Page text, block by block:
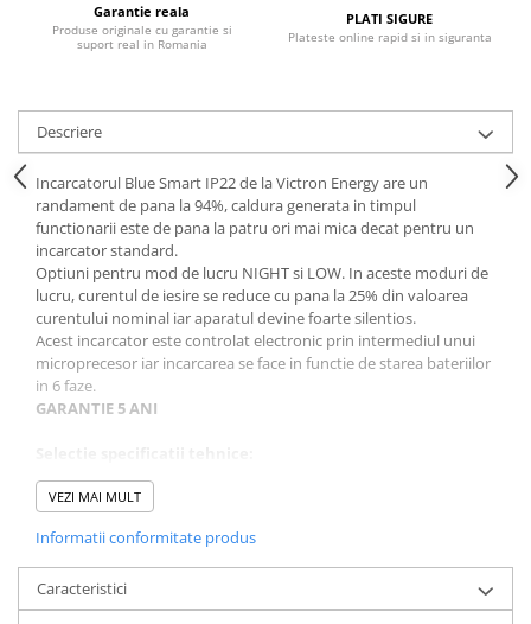
Garantie reala
Produse originale cu garantie si
suport real in Romania
PLATI SIGURE
Plateste online rapid si in siguranta
Descriere
Incarcatorul Blue Smart IP22 de la Victron Energy are un
randament de pana la 94%, caldura generata in timpul
functionarii este de pana la patru ori mai mica decat pentru un
incarcator standard.
Optiuni pentru mod de lucru NIGHT si LOW. In aceste moduri de
lucru, curentul de iesire se reduce cu pana la 25% din valoarea
curentului nominal iar aparatul devine foarte silentios.
Acest incarcator este controlat electronic prin intermediul unui
microprecesor iar incarcarea se face in functie de starea bateriilor
in 6 faze.
GARANTIE 5 ANI
Voltaj Baterie: 12V;
Curent maxim de incarcare: 15A;
Conexiune Bluethooth: Da;
Eficienta: 93%;
Numar de iesiri: 3;
Temperatura de operare-40 to +60°C;
VEZI MAI MULT
Informatii conformitate produs
Caracteristici